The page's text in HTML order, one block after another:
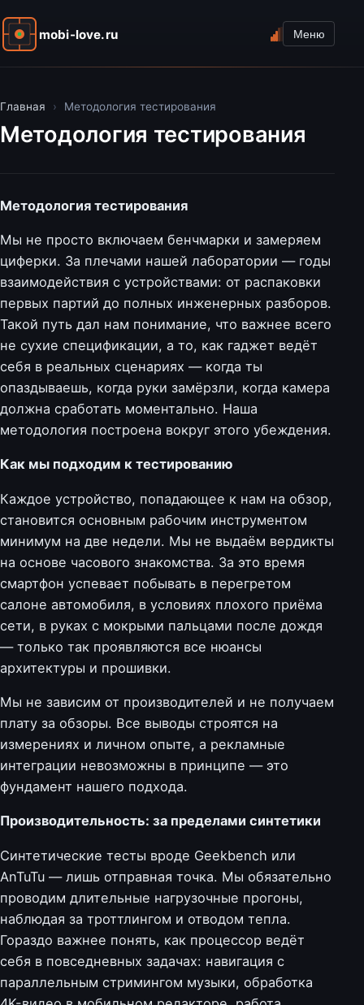
mobi-love.ru Меню
Главная › Методология тестирования
Методология тестирования
Методология тестирования
Мы не просто включаем бенчмарки и замеряем
циферки. За плечами нашей лаборатории — годы
взаимодействия с устройствами: от распаковки
первых партий до полных инженерных разборов.
Такой путь дал нам понимание, что важнее всего
не сухие спецификации, а то, как гаджет ведёт
себя в реальных сценариях — когда ты
опаздываешь, когда руки замёрзли, когда камера
должна сработать моментально. Наша
методология построена вокруг этого убеждения.
Как мы подходим к тестированию
Каждое устройство, попадающее к нам на обзор,
становится основным рабочим инструментом
минимум на две недели. Мы не выдаём вердикты
на основе часового знакомства. За это время
смартфон успевает побывать в перегретом
салоне автомобиля, в условиях плохого приёма
сети, в руках с мокрыми пальцами после дождя
— только так проявляются все нюансы
архитектуры и прошивки.
Мы не зависим от производителей и не получаем
плату за обзоры. Все выводы строятся на
измерениях и личном опыте, а рекламные
интеграции невозможны в принципе — это
фундамент нашего подхода.
Производительность: за пределами синтетики
Синтетические тесты вроде Geekbench или
AnTuTu — лишь отправная точка. Мы обязательно
проводим длительные нагрузочные прогоны,
наблюдая за троттлингом и отводом тепла.
Гораздо важнее понять, как процессор ведёт
себя в повседневных задачах: навигация с
параллельным стримингом музыки, обработка